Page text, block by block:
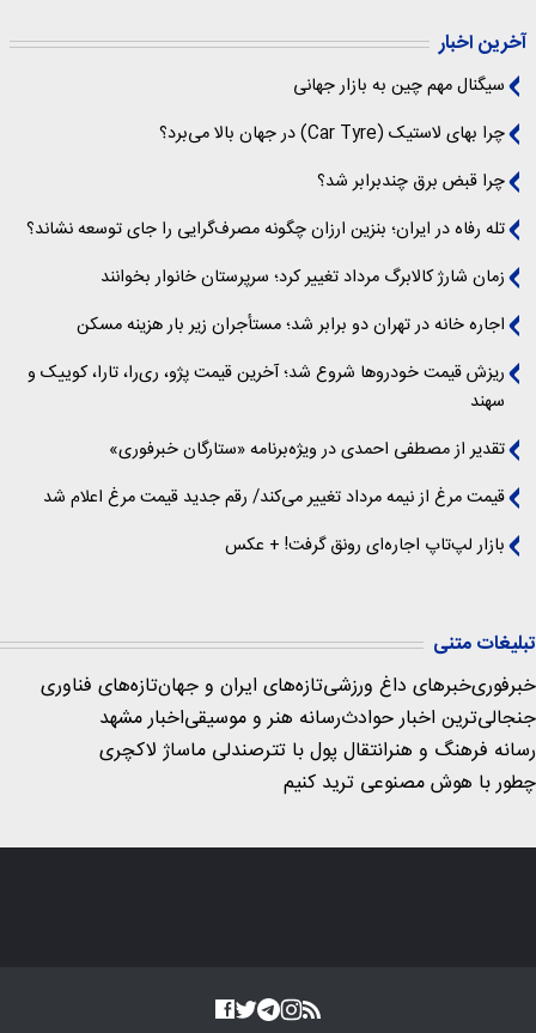
آخرین اخبار
سیگنال‌ مهم چین به بازار جهانی
چرا بهای لاستیک (Car Tyre) در جهان بالا می‌برد؟
چرا قبض برق چندبرابر شد؟
تله رفاه در ایران؛ بنزین ارزان چگونه مصرف‌گرایی را جای توسعه نشاند؟
زمان شارژ کالابرگ مرداد تغییر کرد؛ سرپرستان خانوار بخوانند
اجاره خانه در تهران دو برابر شد؛ مستأجران زیر بار هزینه مسکن
ریزش قیمت خودروها شروع شد؛ آخرین قیمت پژو، ری‌را، تارا، کوییک و
سهند
تقدیر از مصطفی احمدی در ویژه‌برنامه «ستارگان خبرفوری»
قیمت مرغ از نیمه مرداد تغییر می‌کند/ رقم جدید قیمت مرغ اعلام شد
بازار لپ‌تاپ اجاره‌ای رونق گرفت! + عکس
تبلیغات متنی
خبرفوریخبرهای داغ ورزشیتازه‌های ایران و جهانتازه‌های فناوری
جنجالی‌ترین اخبار حوادثرسانه هنر و موسیقیاخبار مشهد
رسانه فرهنگ و هنرانتقال پول با تترصندلی ماساژ لاکچری
چطور با هوش مصنوعی ترید کنیم